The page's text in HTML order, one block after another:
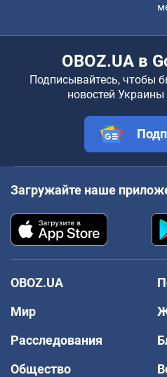
OBOZ.UA в
Подписывайтесь, чтобы
новостей
Загружайте наше
OBOZ.UA
Мир
Расследования
Общество